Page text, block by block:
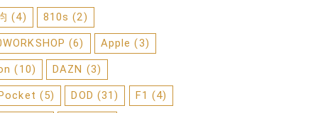
(4) 810s (2)
(6) Apple (3)
(10) DAZN (3)
(5) DOD (31) F1 (4)